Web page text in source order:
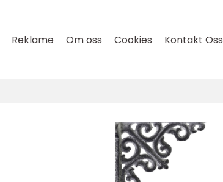
Reklame Om oss Cookies Kontakt Oss